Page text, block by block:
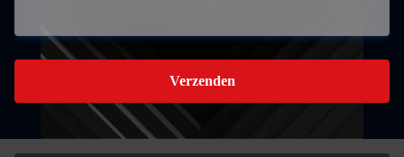
Verzenden